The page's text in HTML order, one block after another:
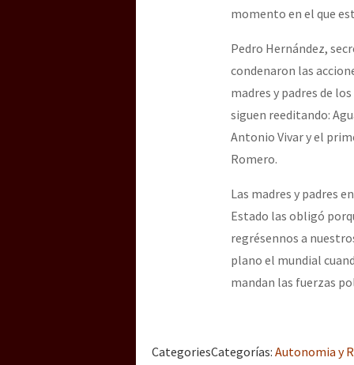
momento en el que
Pedro Hernández,
condenaron las
madres y padres de
siguen reeditando:
Antonio Vivar y el
Romero.
Las madres y padres
Estado las obligó
regrésennos a
plano el mundial
mandan las fuerzas
CategoriesCategorías: Autonomia y